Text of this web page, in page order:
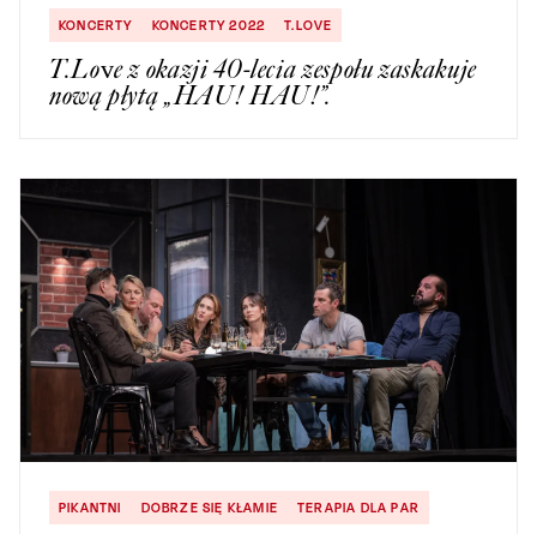
KONCERTY KONCERTY 2022 T.LOVE
T.Love z okazji 40-lecia zespołu zaskakuje
nową płytą „HAU! HAU!”.
PIKANTNI DOBRZE SIĘ KŁAMIE TERAPIA DLA PAR